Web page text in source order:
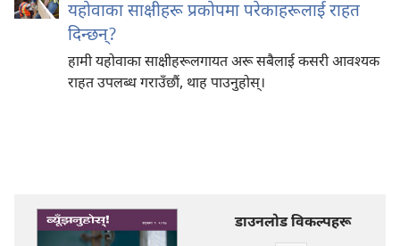
यहोवाका साक्षीहरू प्रकोपमा परेकाहरूलाई राहत
दिन्छन्‌?
हामी यहोवाका साक्षीहरूलगायत अरू सबैलाई कसरी आवश्‍यक
राहत उपलब्ध गराउँछौं, थाह पाउनुहोस्‌।
डाउनलोड विकल्पहरू